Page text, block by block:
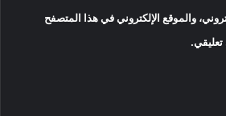
والموقع الإلكتروني في هذا المتصفح
تعليقي.